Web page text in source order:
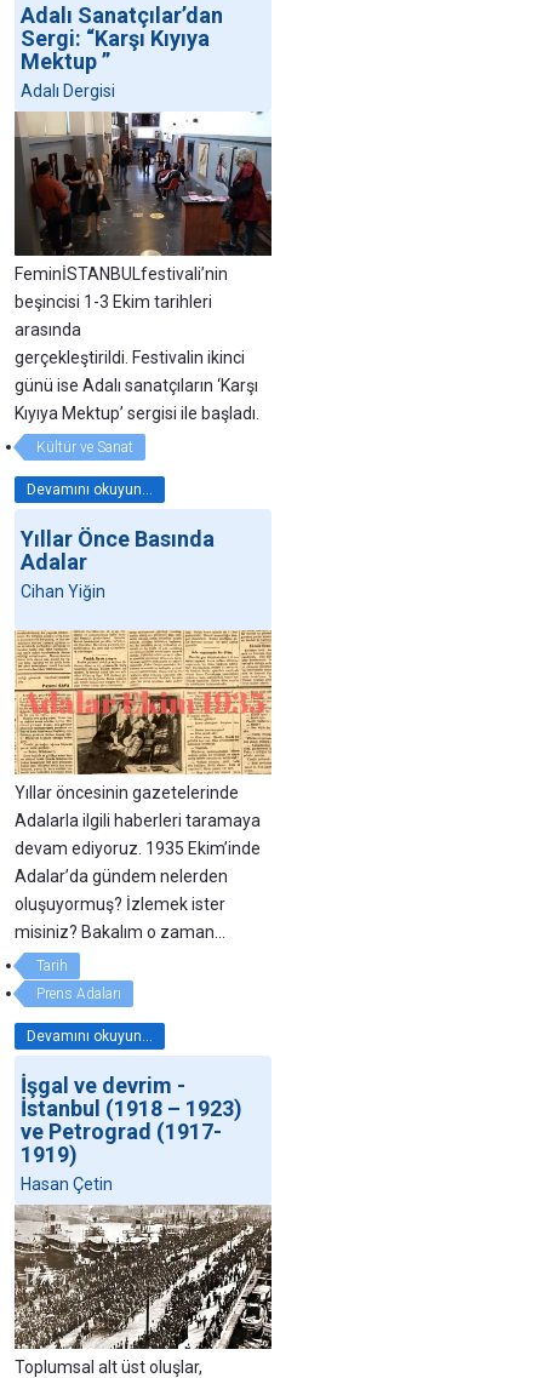
Adalı Sanatçılar’dan
Sergi: “Karşı Kıyıya
Mektup ”
Adalı Dergisi
FeminİSTANBULfestivali’nin
beşincisi 1-3 Ekim tarihleri
arasında
gerçekleştirildi. Festivalin ikinci
günü ise Adalı sanatçıların ‘Karşı
Kıyıya Mektup’ sergisi ile başladı.
Kültür ve Sanat
Devamını okuyun...
Yıllar Önce Basında
Adalar
Cihan Yiğin
Yıllar öncesinin gazetelerinde
Adalarla ilgili haberleri taramaya
devam ediyoruz. 1935 Ekim’inde
Adalar’da gündem nelerden
oluşuyormuş? İzlemek ister
misiniz? Bakalım o zaman…
Tarih
Prens Adaları
Devamını okuyun...
İşgal ve devrim -
İstanbul (1918 – 1923)
ve Petrograd (1917-
1919)
Hasan Çetin
Toplumsal alt üst oluşlar,